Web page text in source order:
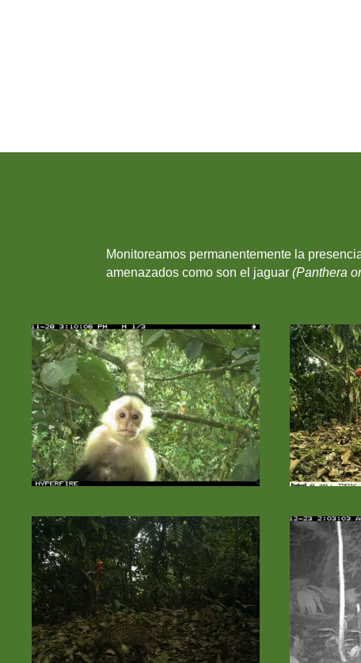
Monitoreamos permanentemente la
amenazados como son el jaguar(Panthera